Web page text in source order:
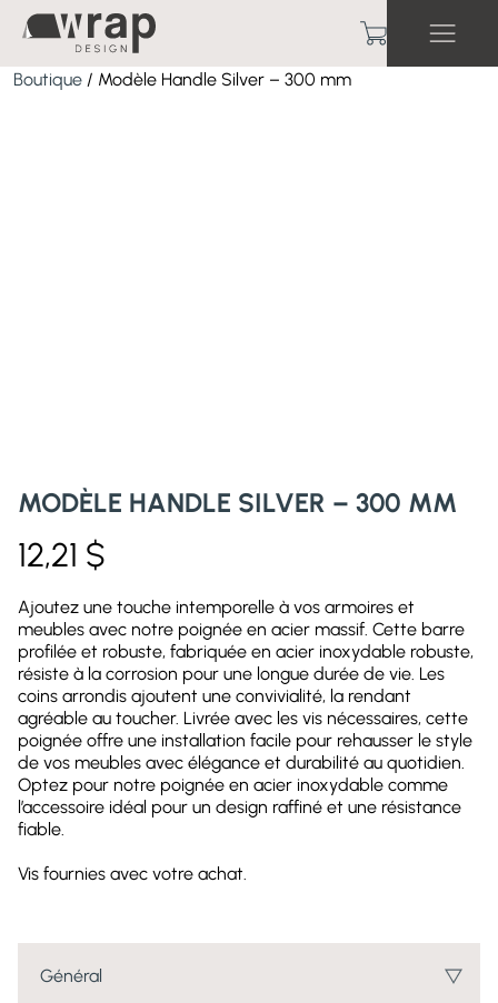
Boutique / Modèle Handle Silver – 300 mm
MODÈLE HANDLE SILVER – 300 MM
12,21 $
Ajoutez une touche intemporelle à vos armoires et
meubles avec notre poignée en acier massif. Cette barre
profilée et robuste, fabriquée en acier inoxydable robuste,
résiste à la corrosion pour une longue durée de vie. Les
coins arrondis ajoutent une convivialité, la rendant
agréable au toucher. Livrée avec les vis nécessaires, cette
poignée offre une installation facile pour rehausser le style
de vos meubles avec élégance et durabilité au quotidien.
Optez pour notre poignée en acier inoxydable comme
l’accessoire idéal pour un design raffiné et une résistance
fiable.
Vis fournies avec votre achat.
Général